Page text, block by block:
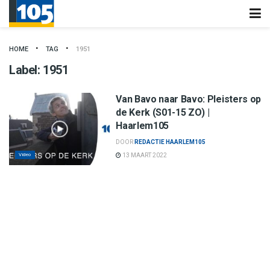
HOME TAG 1951
Label: 1951
Video
Van Bavo naar Bavo: Pleisters op
de Kerk (S01-15 ZO) |
Haarlem105
DOOR REDACTIE HAARLEM105
13 MAART 2022